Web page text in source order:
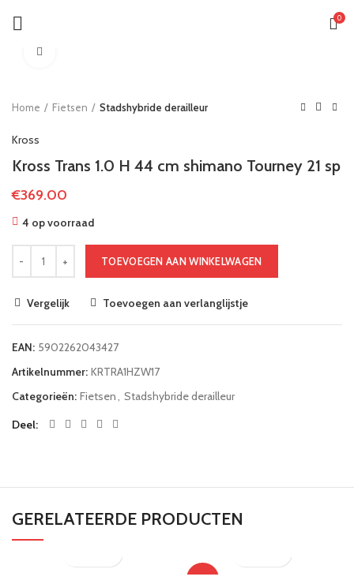
0
Home Fietsen Stadshybride derailleur
Kross
Kross Trans 1.0 H 44 cm shimano Tourney 21 sp
€369.00
4 op voorraad
TOEVOEGEN AAN WINKELWAGEN
Vergelijk Toevoegen aan verlanglijstje
EAN: 5902262043427
Artikelnummer: KRTRA1HZW17
Categorieën: Fietsen, Stadshybride derailleur
Deel
GERELATEERDE PRODUCTEN
-44%